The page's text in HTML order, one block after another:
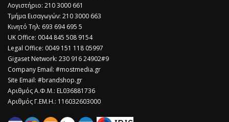
Λογιστήριο: 210 3000 661
Τμήμα Εισαγωγών: 210 3000 663
Κινητό Τηλ: 693 694 695 5
​UK Office: 0044 845 508 9154
Legal Office: 0049 151 118 05997
Gigaset Network: 230 916 24902#9
Company Email: #mostmedia.gr
Site Email: #brandshop.gr
Αριθμός Α.Φ.Μ.: EL036881736
Αριθμός Γ.ΕΜ.Η.: 116032603000